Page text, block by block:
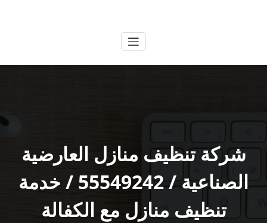
شركة تنظيف منازل العارضية
الصناعية / 55549242 / خدمة
تنظيف منازل مع الكفالة